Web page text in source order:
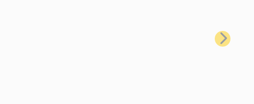
Berikutnya